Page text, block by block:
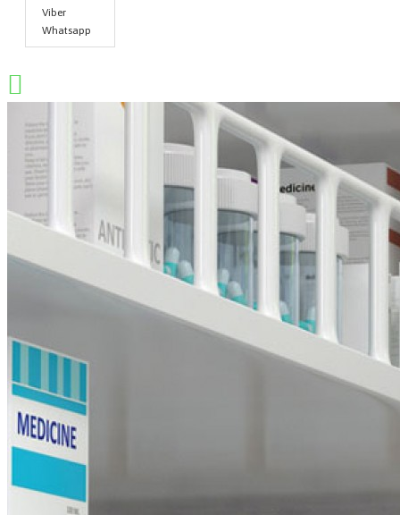
Viber
Whatsapp